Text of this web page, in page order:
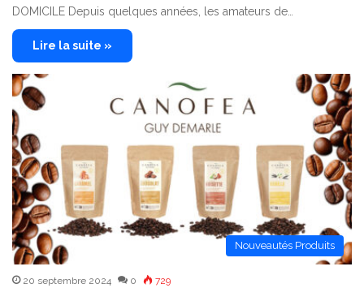
DOMICILE Depuis quelques années, les amateurs de…
Lire la suite »
Nouveautés Produits
20 septembre 2024 0 729